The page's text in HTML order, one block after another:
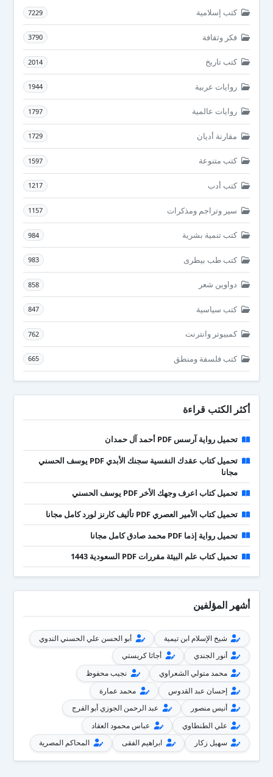
كتب إسلامية 7229
فكر وثقافة 3790
كتب تاريخ 2014
روايات عربية 1944
روايات عالمية 1797
مقارنة أديان 1729
كتب متنوعة 1597
كتب أدب 1217
سير وتراجم ومذكرات 1157
كتب تنمية بشرية 984
كتب طب بيطرى 983
دواوين شعر 858
كتب سياسية 847
كمبيوتر وانترنت 762
كتب فلسفة ومنطق 665
أكثر الكتب قراءة
تحميل رواية آرسس PDF أحمد آل حمدان
تحميل كتاب عقدك النفسية سجنك الأبدي PDF يوسف الحسني
مجانا
تحميل كتاب اعرف وجهك الأخر PDF يوسف الحسني
تحميل كتاب الأمير العصري PDF تأليف كارنز لورد كامل مجانا
تحميل رواية إذما PDF محمد صادق كامل مجانا
تحميل كتاب علم البيئة مقررات PDF السعودية 1443
أشهر المؤلفين
شيخ الإسلام ابن تيمية
أبو الحسن علي الحسني الندوي
أنور الجندي
أجاثا كريستي
محمد متولي الشعراوي
نجيب محفوظ
إحسان عبد القدوس
محمد عمارة
أنيس منصور
عبد الرحمن الجوزي أبو الفرج
علي الطنطاوي
عباس محمود العقاد
سهيل زكار
ابراهيم الفقى المحاكم المصرية